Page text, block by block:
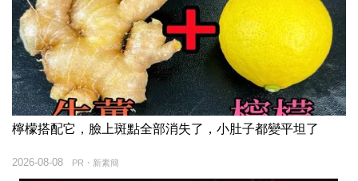
檸檬搭配它，臉上斑點全部消失了，小肚子都變平坦了
PR・新素簡
2026-08-08